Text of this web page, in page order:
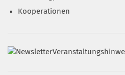
Kooperationen